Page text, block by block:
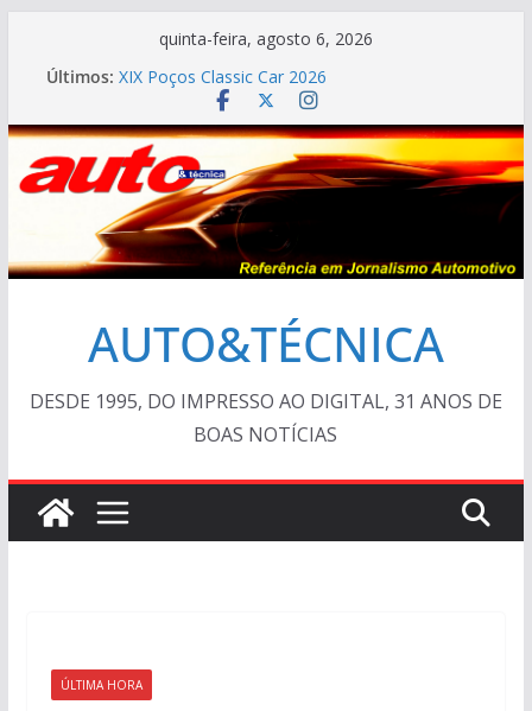
conteúdo
quinta-feira, agosto 6, 2026
Últimos: XIX Poços Classic Car 2026
Cristiano Ronaldo mostra sua garagem
Ferrari Luce 2026: esgotada em dois meses
Em crise, BMW vai demitir 8.000 na Alemanha
AUTO&TÉCNICA FILES #138 – Ferrari F40 1987
AUTO&TÉCNICA
DESDE 1995, DO IMPRESSO AO DIGITAL, 31 ANOS DE
BOAS NOTÍCIAS
ÚLTIMA HORA